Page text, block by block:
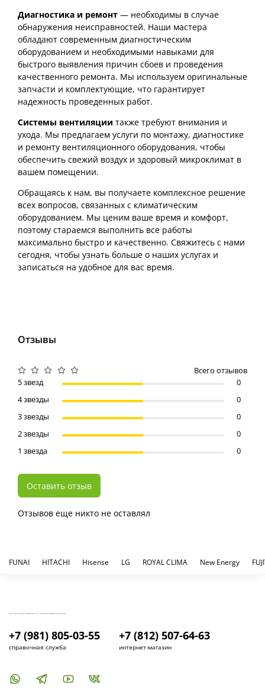
Диагностика и ремонт — необходимы в случае
обнаружения неисправностей. Наши мастера
обладают современным диагностическим
оборудованием и необходимыми навыками для
быстрого выявления причин сбоев и проведения
качественного ремонта. Мы используем оригинальные
запчасти и комплектующие, что гарантирует
надежность проведенных работ.
Системы вентиляции также требуют внимания и
ухода. Мы предлагаем услуги по монтажу, диагностике
и ремонту вентиляционного оборудования, чтобы
обеспечить свежий воздух и здоровый микроклимат в
вашем помещении.
Обращаясь к нам, вы получаете комплексное решение
всех вопросов, связанных с климатическим
оборудованием. Мы ценим ваше время и комфорт,
поэтому стараемся выполнить все работы
максимально быстро и качественно. Свяжитесь с нами
сегодня, чтобы узнать больше о наших услугах и
записаться на удобное для вас время.
Отзывы
Отзывов еще никто не оставлял
Всего отзывов
5 звезд
0
4 звезды
0
3 звезды
0
2 звезды
0
1 звезда
0
Оставить отзыв
FUNAI HITACHI Hisense LG ROYAL CLIMA New Energy
+7 (981) 805-03-55
справочная служба
+7 (812) 507-64-63
интернет-магазин